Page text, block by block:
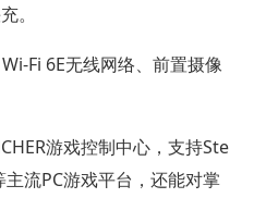
。
Fi 6E无线网络、前置摄像
游戏控制中心，支持Ste
流PC游戏平台，还能对掌